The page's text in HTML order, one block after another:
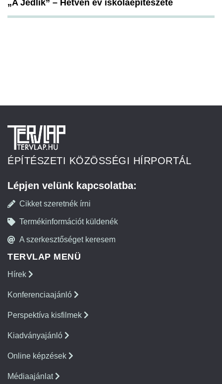
„A Jedlik” – Hetven év iskolaépítészete
ÉPÍTÉSZETI KÖZÖSSÉGI HÍRPORTÁL
Lépjen velünk kapcsolatba:
Cikket szeretnék írni
Termékinformációt küldenék
A szerkesztőséget keresem
TERVLAP MENÜ
Hírek
Konferenciaajánló
Perspektíva kisfilmek
Kiadványajánló
Online képzések
Médiaajánlat